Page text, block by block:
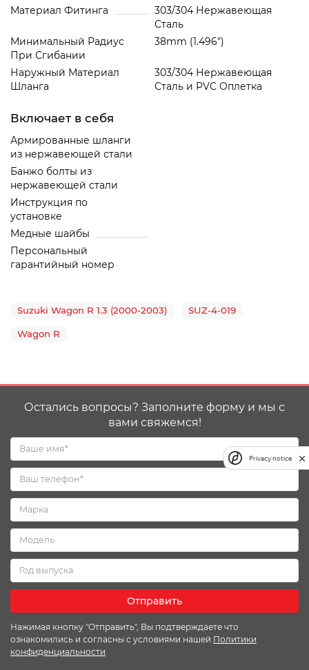
Материал Фитинга
303/304 Нержавеющая
Сталь
Минимальный Радиус
При Сгибании
38mm (1.496")
Наружный Материал
Шланга
303/304 Нержавеющая
Сталь и PVC Oплетка
Включает в себя
Армированные шланги
из нержавеющей стали
Банжо болты из
нержавеющей стали
Инструкция по
установке
Медные шайбы
Персональный
гарантийный номер
Suzuki Wagon R 1.3 (2000-2003) SUZ-4-019
Wagon R
Остались вопросы? Заполните форму и мы с
вами свяжемся!
Отправить
Нажимая кнопку "Отправить", Вы подтверждаете что
ознакомились и согласны с условиями нашей Политики
конфиденциальности
Privacy notice